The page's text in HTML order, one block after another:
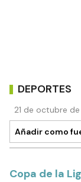
DEPORTES
21 de octubre
Añadir como
Copa de la